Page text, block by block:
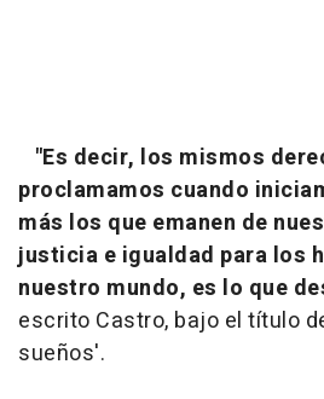
"Es decir, los mismos
proclamamos cuando
más los que emanen de
justicia e igualdad para los
nuestro mundo, es lo que
escrito Castro, bajo el título
sueños'.